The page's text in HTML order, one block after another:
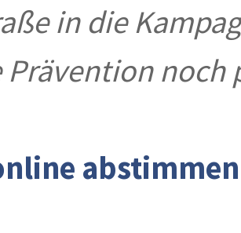
in die
Prävention noch
abstimmen